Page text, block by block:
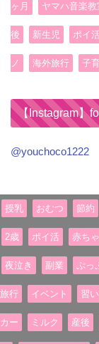
ヶ月 ヤマハ音楽教
後 新生児 ポイ活
ノ 海外旅行 子
【Instagram】
@youchoco1222
授乳 おむつ 節約
2歳 ポイ活 赤ち
夜泣き 副業 ぷっ
旅行 イベント 習
カー ミルク 産後